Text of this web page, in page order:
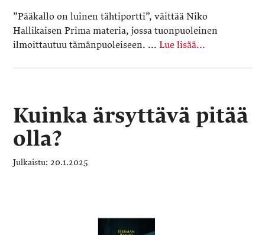
”Pääkallo on luinen tähtiportti”, väittää Niko
Hallikaisen Prima materia, jossa tuonpuoleinen
ilmoittautuu tämänpuoleiseen. ...Lue lisää...
Kuinka ärsyttävä pitää
olla?
20.1.2025